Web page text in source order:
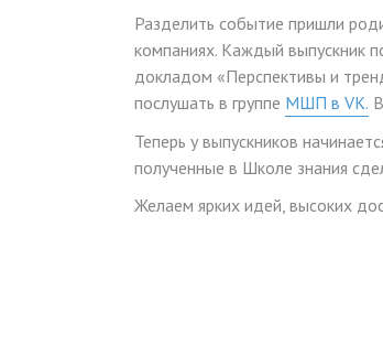
Разделить событие пришли
компаниях. Каждый выпускник
докладом «Перспективы и
послушать в группе МШП в VK.
Теперь у выпускников
полученные в Школе знания
Желаем ярких идей, высоких